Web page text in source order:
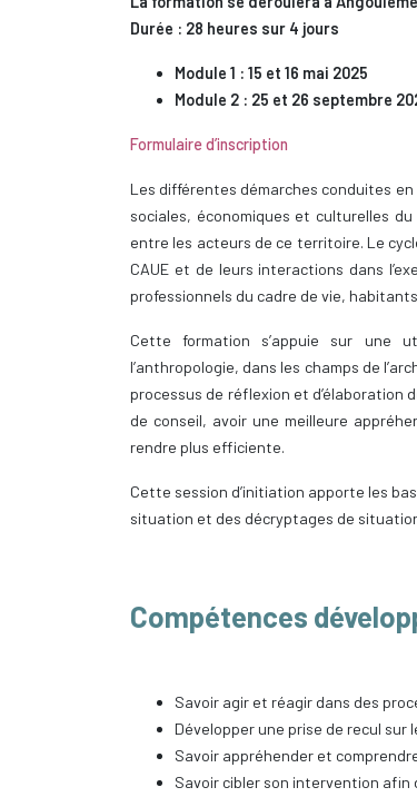
Durée : 28 heures sur 4 jours
Module 1 : 15 et 16 mai 2025
Module 2 : 25 et 26 septembre
Formulaire d’inscription
Les différentes démarches conduites
sociales, économiques et culturelles
entre les acteurs de ce territoire. Le
CAUE et de leurs interactions dans
professionnels du cadre de vie,
Cette formation s’appuie sur une
l’anthropologie, dans les champs de
processus de réflexion et d’élaboration
de conseil, avoir une meilleure
rendre plus efficiente.
Cette session d’initiation apporte les
situation et des décryptages de
Compétences
Savoir agir et réagir dans des
Développer une prise de recul sur
Savoir appréhender et
Savoir cibler son intervention afin